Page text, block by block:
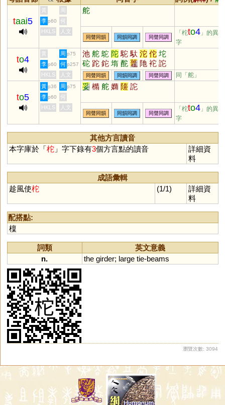
taai5
黃 周 舵
李 p60
何
HKLS
人文
同聲同韻 同韻同調 同聲同調
「柁to4 」的異讀
字
to4
黃 周 p75 池 舵 鴕 陀 駝 馱 沱 佗 坨
砣 跎 鉈 堶 酡 鼉 阤 袉 詑
碢 岮 柂 紽 杝 驒 鮀
李 p60 何 p257
HKLS 人文 同聲同韻 同韻同調 同聲同調 同「舵 」
to5
黃 p36 周 p75 妥 橢 舵 嫷 隓 詑
李 p60
何
HKLS
人文
同聲同韻 同韻同調 同聲同調
「柁to4 」的異讀
字
其他方言讀音
本字庫於「柁」字下錄有3個方言點的讀音
詳細資
料
成語彙輯
趁風使柁 (1/1)
詳細資
料
配搭點:
檁
詞類
英文意義
n.
the girder; large tie-beams
瀏覽次數: 3094